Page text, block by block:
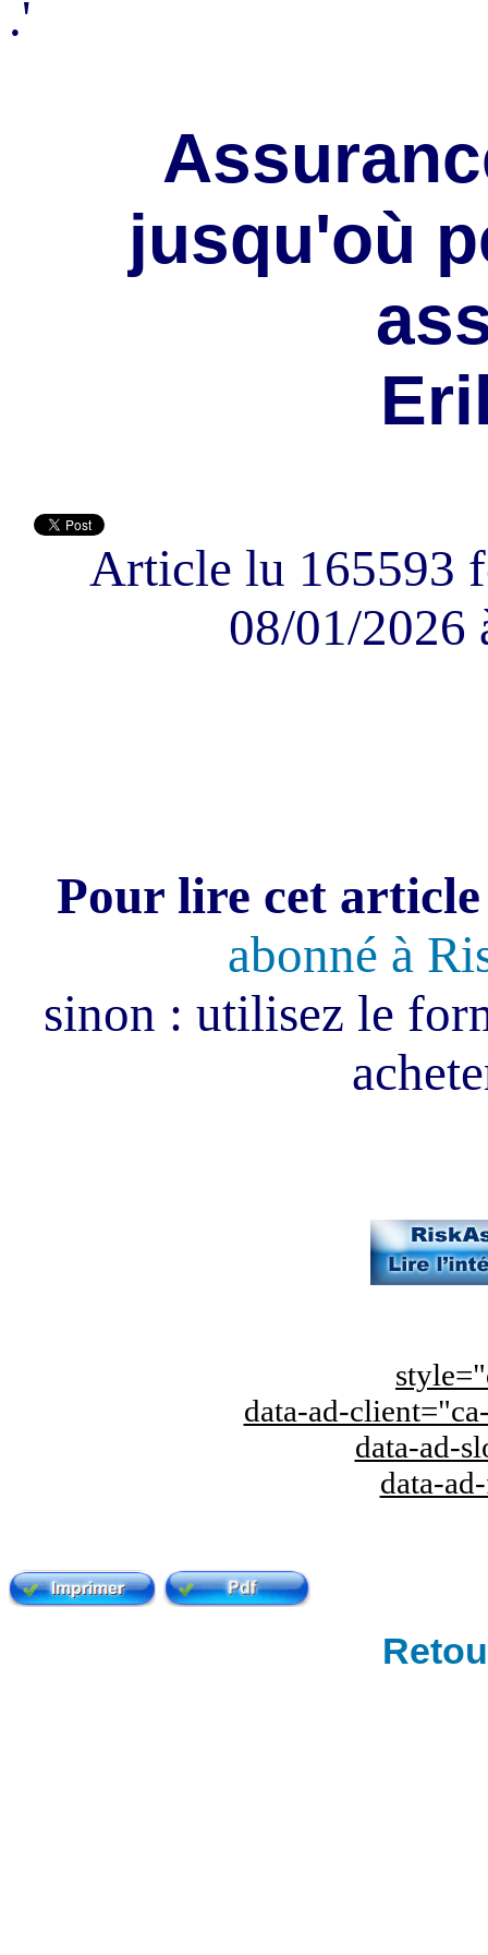
.'
jusqu'où
Article lu 165593
08/01/2026
Pour lire cet
abonné à
sinon : utilisez le
data-ad-
data-ad-
data-